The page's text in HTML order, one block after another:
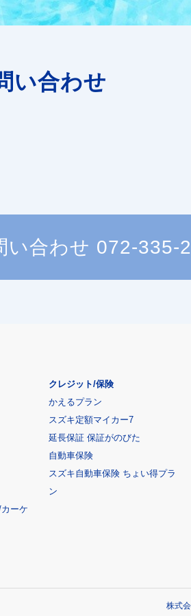
い合わせ
い合わせ 072-335-
ーケ
クレジット/保険
かえるプラン
スズキ定額マイカー7
延長保証 保証がのびた
自動車保険
スズキ自動車保険 ちょい得プラ
ン
株式